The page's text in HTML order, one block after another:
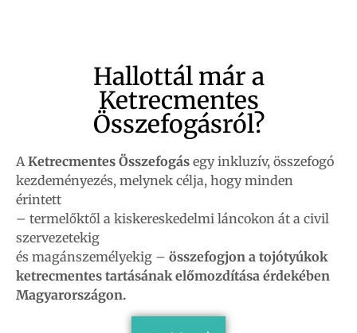
Hallottál már a
Ketrecmentes
Összefogásról?
A Ketrecmentes Összefogás egy inkluzív, összefogó
kezdeményezés, melynek célja, hogy minden
érintett
– termelőktől a kiskereskedelmi láncokon át a civil
szervezetekig
és magánszemélyekig – összefogjon a tojótyúkok
ketrecmentes tartásának előmozdítása érdekében
Magyarországon.